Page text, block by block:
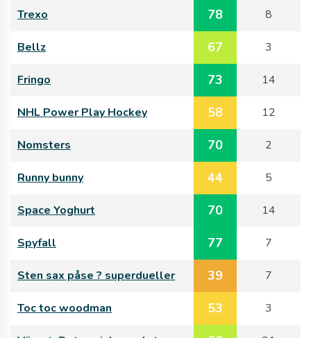
Trexo 78 8
Bellz 67 3
Fringo 73 14
NHL Power Play Hockey 58 12
Nomsters 70 2
Runny bunny 44 5
Space Yoghurt 70 14
Spyfall 77 7
Sten sax påse ? superdueller 39 7
Toc toc woodman 53 3